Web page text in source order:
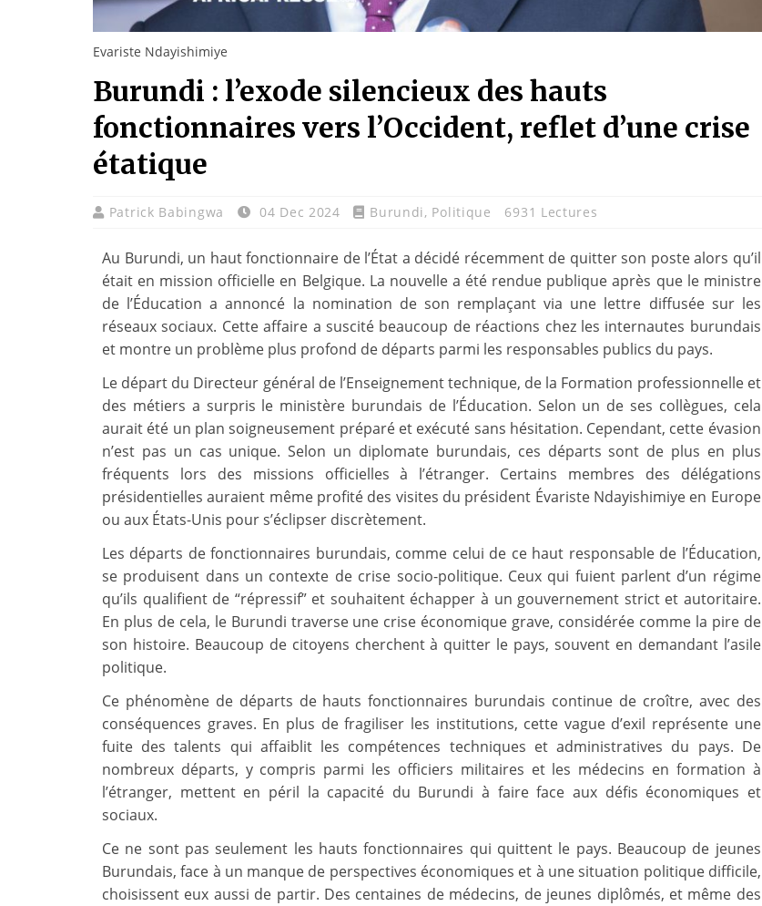
Evariste Ndayishimiye
Burundi : l’exode silencieux des hauts
fonctionnaires vers l’Occident, reflet d’une crise
étatique
Patrick Babingwa 04 Dec 2024 Burundi, Politique 6931 Lectures
Au Burundi, un haut fonctionnaire de l’État a décidé récemment de quitter son poste alors qu’il
était en mission officielle en Belgique. La nouvelle a été rendue publique après que le ministre
de l’Éducation a annoncé la nomination de son remplaçant via une lettre diffusée sur les
réseaux sociaux. Cette affaire a suscité beaucoup de réactions chez les internautes burundais
et montre un problème plus profond de départs parmi les responsables publics du pays.
Le départ du Directeur général de l’Enseignement technique, de la Formation professionnelle et
des métiers a surpris le ministère burundais de l’Éducation. Selon un de ses collègues, cela
aurait été un plan soigneusement préparé et exécuté sans hésitation. Cependant, cette évasion
n’est pas un cas unique. Selon un diplomate burundais, ces départs sont de plus en plus
fréquents lors des missions officielles à l’étranger. Certains membres des délégations
présidentielles auraient même profité des visites du président Évariste Ndayishimiye en Europe
ou aux États-Unis pour s’éclipser discrètement.
Les départs de fonctionnaires burundais, comme celui de ce haut responsable de l’Éducation,
se produisent dans un contexte de crise socio-politique. Ceux qui fuient parlent d’un régime
qu’ils qualifient de “répressif” et souhaitent échapper à un gouvernement strict et autoritaire.
En plus de cela, le Burundi traverse une crise économique grave, considérée comme la pire de
son histoire. Beaucoup de citoyens cherchent à quitter le pays, souvent en demandant l’asile
politique.
Ce phénomène de départs de hauts fonctionnaires burundais continue de croître, avec des
conséquences graves. En plus de fragiliser les institutions, cette vague d’exil représente une
fuite des talents qui affaiblit les compétences techniques et administratives du pays. De
nombreux départs, y compris parmi les officiers militaires et les médecins en formation à
l’étranger, mettent en péril la capacité du Burundi à faire face aux défis économiques et
sociaux.
Ce ne sont pas seulement les hauts fonctionnaires qui quittent le pays. Beaucoup de jeunes
Burundais, face à un manque de perspectives économiques et à une situation politique difficile,
choisissent eux aussi de partir. Des centaines de médecins, de jeunes diplômés, et même des